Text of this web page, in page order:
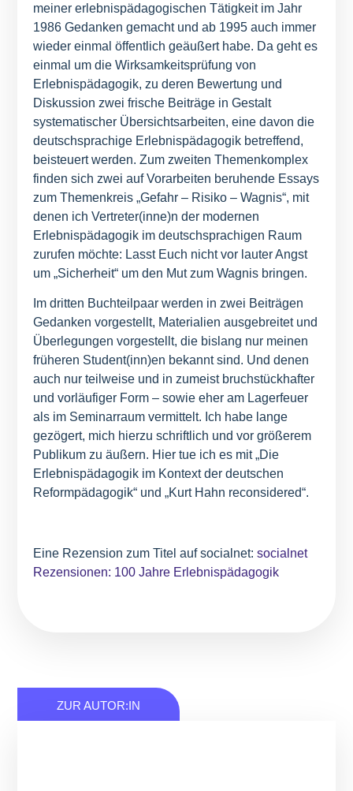
meiner erlebnispädagogischen Tätigkeit im Jahr
1986 Gedanken gemacht und ab 1995 auch immer
wieder einmal öffentlich geäußert habe. Da geht es
einmal um die Wirksamkeitsprüfung von
Erlebnispädagogik, zu deren Bewertung und
Diskussion zwei frische Beiträge in Gestalt
systematischer Übersichtsarbeiten, eine davon die
deutschsprachige Erlebnispädagogik betreffend,
beisteuert werden. Zum zweiten Themenkomplex
finden sich zwei auf Vorarbeiten beruhende Essays
zum Themenkreis „Gefahr – Risiko – Wagnis“, mit
denen ich Vertreter(inne)n der modernen
Erlebnispädagogik im deutschsprachigen Raum
zurufen möchte: Lasst Euch nicht vor lauter Angst
um „Sicherheit“ um den Mut zum Wagnis bringen.
Im dritten Buchteilpaar werden in zwei Beiträgen
Gedanken vorgestellt, Materialien ausgebreitet und
Überlegungen vorgestellt, die bislang nur meinen
früheren Student(inn)en bekannt sind. Und denen
auch nur teilweise und in zumeist bruchstückhafter
und vorläufiger Form – sowie eher am Lagerfeuer
als im Seminarraum vermittelt. Ich habe lange
gezögert, mich hierzu schriftlich und vor größerem
Publikum zu äußern. Hier tue ich es mit „Die
Erlebnispädagogik im Kontext der deutschen
Reformpädagogik“ und „Kurt Hahn reconsidered“.
Eine Rezension zum Titel auf socialnet:socialnet
Rezensionen: 100 Jahre Erlebnispädagogik
ZUR AUTOR:IN